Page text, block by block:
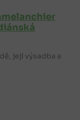
její výsadba a